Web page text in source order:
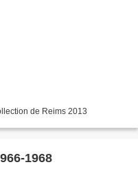
de Reims 2013
1968